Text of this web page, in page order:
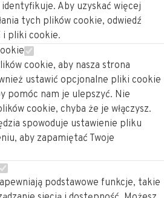
Aby uzyskać więcej
tych plików cookie, odwiedź
i pliki cookie.
cookie, aby nasza strona
ustawić opcjonalne pliki cookie
pomóc nam je ulepszyć. Nie
cookie, chyba że je włączysz.
spowoduje ustawienie pliku
aby zapamiętać Twoje
podstawowe funkcje, takie